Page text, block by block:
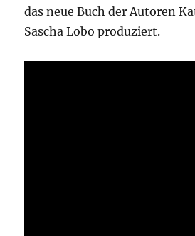
das neue Buch der Autoren
Sascha Lobo produziert.